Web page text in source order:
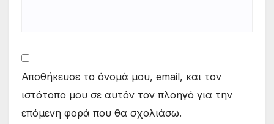
Αποθήκευσε το όνομά μου, email, και τον
ιστότοπο μου σε αυτόν τον πλοηγό για την
επόμενη φορά που θα σχολιάσω.